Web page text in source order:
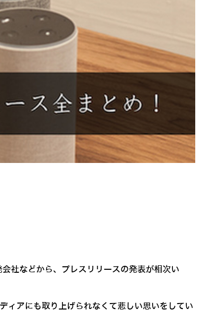
社などから、プレスリリースの発表が相次い
ィアにも取り上げられなくて悲しい思いをしてい